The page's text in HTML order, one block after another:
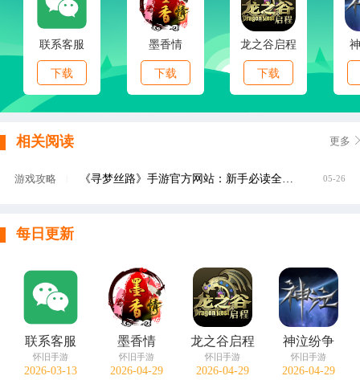
联系客服
下载
墨香情
下载
龙之谷启程
下载
相关阅读 更多
游戏攻略 《寻梦丝路》手游官方网站：新手必读全流程攻略与核心玩法解析 05-26
每日更新
联系客服
怀旧手游
2026-03-13
墨香情
怀旧手游
2026-04-29
龙之谷启程
怀旧手游
2026-04-29
神泣纷争
怀旧手游
2026-04-29